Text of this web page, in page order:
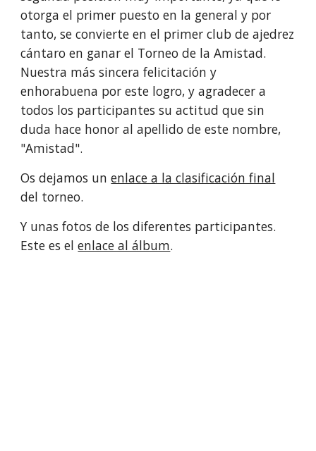
otorga el primer puesto en la general y por
tanto, se convierte en el primer club de ajedrez
cántaro en ganar el Torneo de la Amistad.
Nuestra más sincera felicitación y
enhorabuena por este logro, y agradecer a
todos los participantes su actitud que sin
duda hace honor al apellido de este nombre,
"Amistad".
Os dejamos unenlace a la clasificación final
del torneo.
Y unas fotos de los diferentes participantes.
Este es elenlace al álbum.